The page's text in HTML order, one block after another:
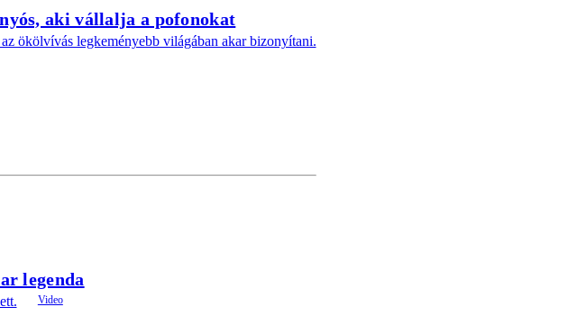
aki vállalja a pofonokat
ökölvívás legkeményebb világában akar bizonyítani.
legenda